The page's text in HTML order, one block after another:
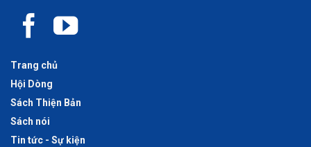
Trang chủ
Hội Dòng
Sách Thiện Bản
Sách nói
Tin tức - Sự kiện